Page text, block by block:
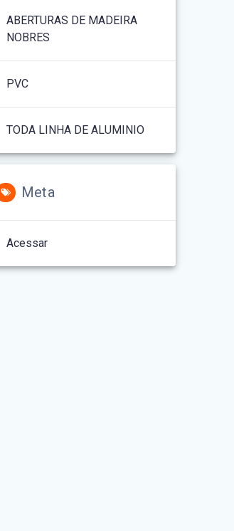
ABERTURAS DE MADEIRA
NOBRES
PVC
TODA LINHA DE ALUMINIO
Meta
Acessar